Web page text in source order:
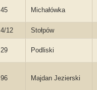
45 Michałówka
4/12 Stołpów
29 Podliski
96 Majdan Jezierski